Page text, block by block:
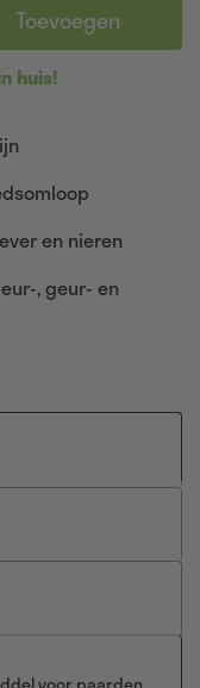
en nieren
, geur- en
Toevoegen
huis!